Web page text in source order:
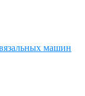
машин